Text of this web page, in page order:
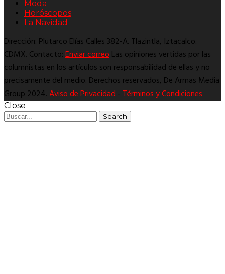
Moda
Horóscopos
La Navidad
Dirección: Plutarco Elías Calles 382-A. Tlazintla, Iztacalco.
CDMX. Contacto:Enviar correoLas opiniones vertidas por las
columnistas en los artículos son responsabilidad de ellas y no
precisamente del medio. Derechos reservados, De Armas Media
Group 2024.Aviso de Privacidad-Términos y Condiciones
Close